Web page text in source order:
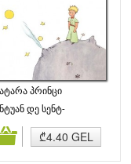
პრინცი
დე სენტ-
ეგზიუპერი
₾4.40 GEL
დამატება